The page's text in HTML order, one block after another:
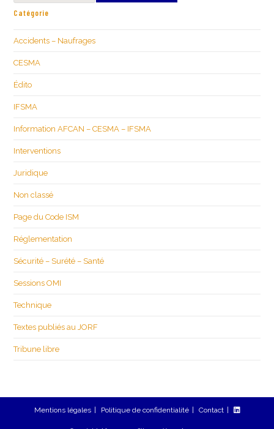
Catégorie
Accidents – Naufrages
CESMA
Édito
IFSMA
Information AFCAN – CESMA – IFSMA
Interventions
Juridique
Non classé
Page du Code ISM
Réglementation
Sécurité – Surété – Santé
Sessions OMI
Technique
Textes publiés au JORF
Tribune libre
Mentions légales Politique de confidentialité Contact